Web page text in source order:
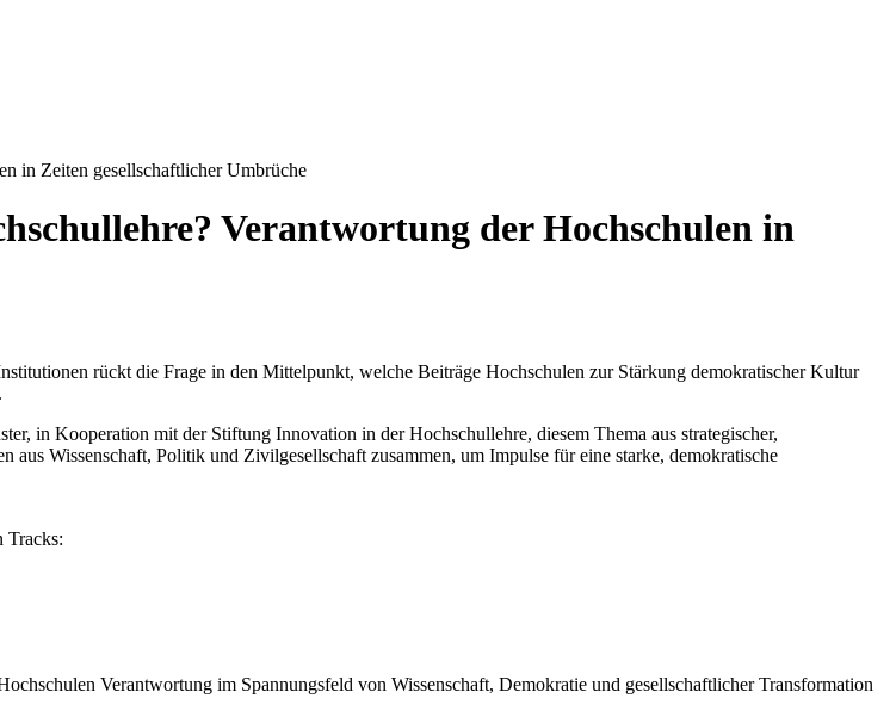
in Zeiten gesellschaftlicher Umbrüche
Verantwortung der Hochschulen in
rückt die Frage in den Mittelpunkt, welche Beiträge Hochschulen zur Stärkung demokratischer Kultur
in Kooperation mit der Stiftung Innovation in der Hochschullehre, diesem Thema aus strategischer,
Wissenschaft, Politik und Zivilgesellschaft zusammen, um Impulse für eine starke, demokratische
Tracks:
Verantwortung im Spannungsfeld von Wissenschaft, Demokratie und gesellschaftlicher Transformation